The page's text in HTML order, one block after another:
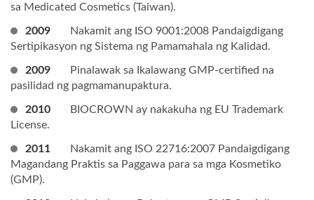
sa Medicated Cosmetics (Taiwan).
2009
Nakamit ang ISO 9001:2008 Pandaigdigang
Sertipikasyon ng Sistema ng Pamamahala ng Kalidad.
2009
Pinalawak sa Ikalawang GMP-certified na
pasilidad ng pagmamanupaktura.
2010
BIOCROWN ay nakakuha ng EU Trademark
License.
2011
Nakamit ang ISO 22716:2007 Pandaigdigang
Magandang Praktis sa Paggawa para sa mga Kosmetiko
(GMP).